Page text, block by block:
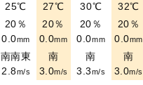
25℃
20％
0.0mm
南南東
2.8m/s
27℃
20％
0.0mm
南
3.0m/s
30℃
20％
0.0mm
南
3.3m/s
32℃
20％
0.0mm
南
3.0m/s